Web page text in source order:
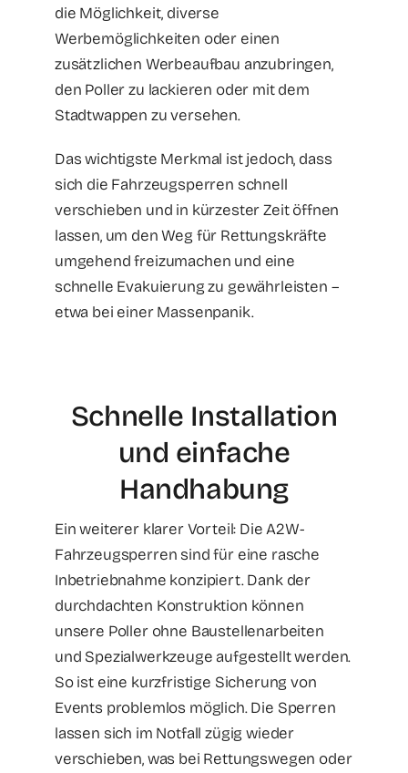
die Möglichkeit, diverse
Werbemöglichkeiten oder einen
zusätzlichen Werbeaufbau anzubringen,
den Poller zu lackieren oder mit dem
Stadtwappen zu versehen.
Das wichtigste Merkmal ist jedoch, dass
sich die Fahrzeugsperren schnell
verschieben und in kürzester Zeit öffnen
lassen, um den Weg für Rettungskräfte
umgehend freizumachen und eine
schnelle Evakuierung zu gewährleisten –
etwa bei einer Massenpanik.
Schnelle Installation
und einfache
Handhabung
Ein weiterer klarer Vorteil: Die A2W-
Fahrzeugsperren sind für eine rasche
Inbetriebnahme konzipiert. Dank der
durchdachten Konstruktion können
unsere Poller ohne Baustellenarbeiten
und Spezialwerkzeuge aufgestellt werden.
So ist eine kurzfristige Sicherung von
Events problemlos möglich. Die Sperren
lassen sich im Notfall zügig wieder
verschieben, was bei Rettungswegen oder